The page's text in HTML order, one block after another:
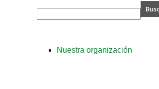
Nuestra organización